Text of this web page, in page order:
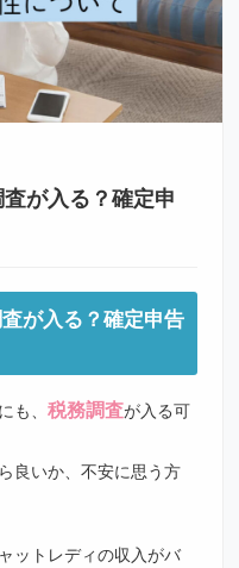
が入る？確定申
が入る？確定申告
も、税務調査が入る可
良いか、不安に思う方
ットレディの収入がバ